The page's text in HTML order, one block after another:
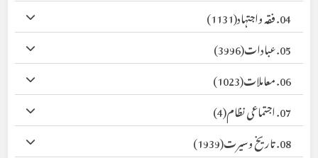
04. فقہ واجتہاد
(1131)
05. عبادات
(3996)
06. معاملات
(1023)
07. اجتماعی نظام
(4)
08. تاریخ وسیرت
(1939)